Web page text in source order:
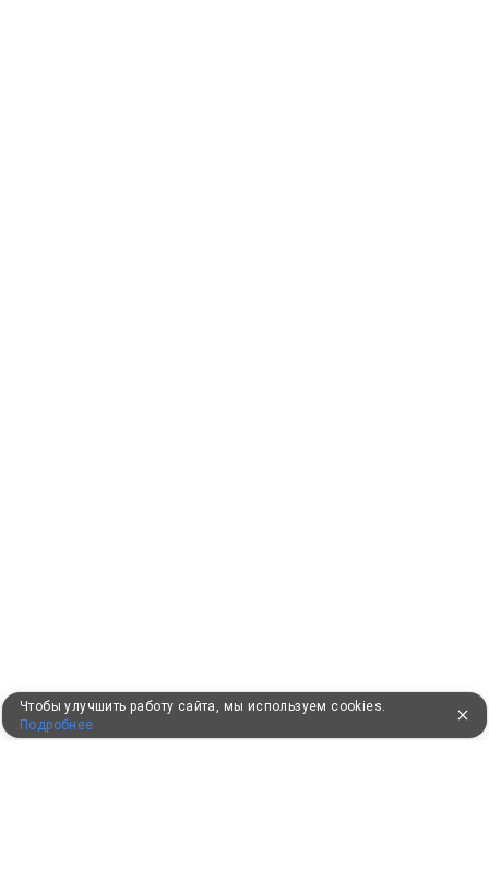
Чтобы улучшить работу сайта, мы используем cookies.
Подробнее